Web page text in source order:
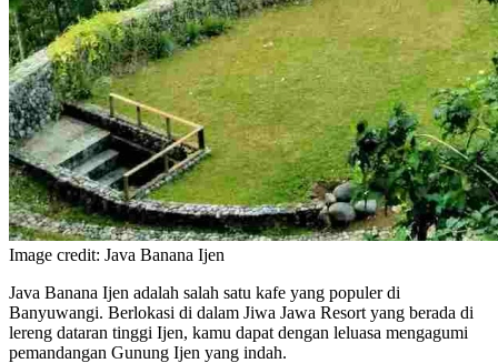
Image credit: Java Banana Ijen
Java Banana Ijen adalah salah satu kafe yang populer di
Banyuwangi. Berlokasi di dalam Jiwa Jawa Resort yang berada di
lereng dataran tinggi Ijen, kamu dapat dengan leluasa mengagumi
pemandangan Gunung Ijen yang indah.